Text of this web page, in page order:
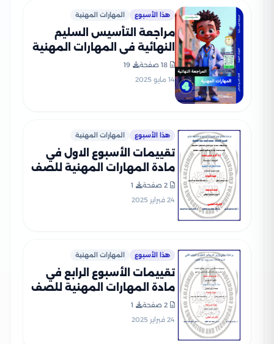
هذا الأسبوع المهارات المهنية
مراجعة التأسيس السليم
النهائية في المهارات المهنية
للصف الرابع الابتدائي الترم
الثاني PDF بالاجابات
18 صفحة
19
14 مايو 2025
هذا الأسبوع المهارات المهنية
تقييمات الأسبوع الاول في
مادة المهارات المهنية للصف
الرابع الإبتدائي الترم الثاني
2025 بصيغة PDF
2 صفحة
1
24 فبراير 2025
هذا الأسبوع المهارات المهنية
تقييمات الأسبوع الرابع في
مادة المهارات المهنية للصف
الرابع الإبتدائي الترم الثاني
2025 بصيغة PDF
2 صفحة
1
24 فبراير 2025